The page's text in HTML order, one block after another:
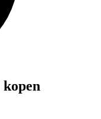
kopen